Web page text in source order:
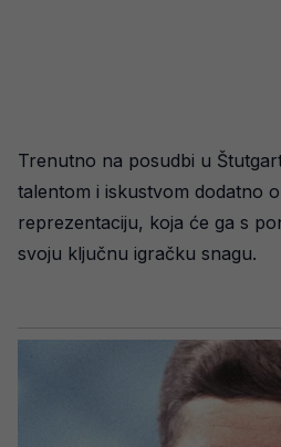
Trenutno na posudbi u
talentom i iskustvom dodatno
reprezentaciju, koja će ga s
svoju ključnu igračku snagu.